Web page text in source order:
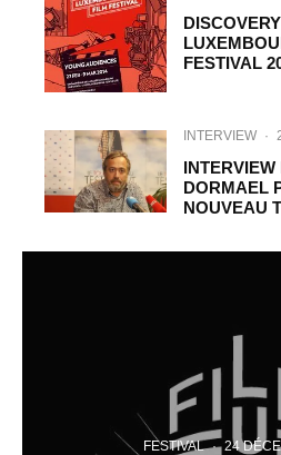
FESTIVAL
INTERVIEW ·
DORMAEL
NOUVEAU
FESTIVAL · 24